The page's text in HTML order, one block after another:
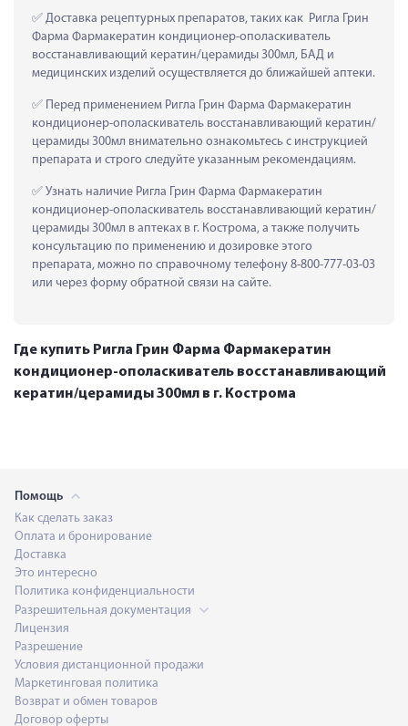
Доставка рецептурных препаратов, таких как  Ригла Грин
Фарма Фармакератин кондиционер-ополаскиватель
восстанавливающий кератин/церамиды 300мл, БАД и
медицинских изделий осуществляется до ближайшей аптеки.
Перед применением Ригла Грин Фарма Фармакератин
кондиционер-ополаскиватель восстанавливающий кератин/
церамиды 300мл внимательно ознакомьтесь с инструкцией
препарата и строго следуйте указанным рекомендациям.
Узнать наличие Ригла Грин Фарма Фармакератин
кондиционер-ополаскиватель восстанавливающий кератин/
церамиды 300мл в аптеках в г. Кострома, а также получить
консультацию по применению и дозировке этого
препарата, можно по справочному телефону 8-800-777-03-03
или через форму обратной связи на сайте.
Где купить Ригла Грин Фарма Фармакератин
кондиционер-ополаскиватель восстанавливающий
кератин/церамиды 300мл в г. Кострома
Помощь
Как сделать заказ
Оплата и бронирование
Доставка
Это интересно
Политика конфиденциальности
Разрешительная документация
Лицензия
Разрешение
Условия дистанционной продажи
Маркетинговая политика
Возврат и обмен товаров
Договор оферты